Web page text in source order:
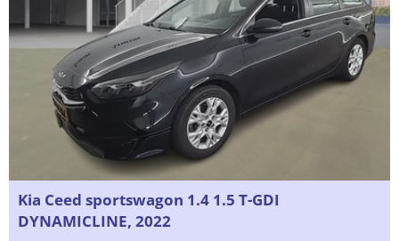
Kia Ceed sportswagon 1.4 1.5 T-GDI
DYNAMICLINE, 2022